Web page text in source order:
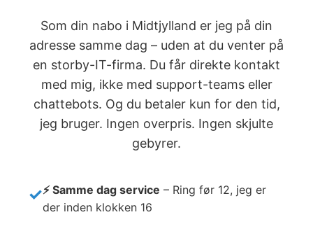
Som din nabo i Midtjylland er jeg på din
adresse samme dag – uden at du venter på
en storby-IT-firma. Du får direkte kontakt
med mig, ikke med support-teams eller
chattebots. Og du betaler kun for den tid,
jeg bruger. Ingen overpris. Ingen skjulte
gebyrer.
⚡ Samme dag service – Ring før 12, jeg er
der inden klokken 16